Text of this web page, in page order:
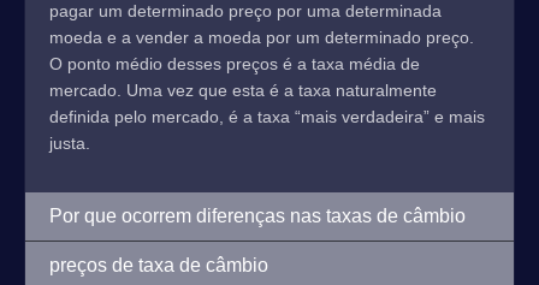
pagar um determinado preço por uma determinada
moeda e a vender a moeda por um determinado preço.
O ponto médio desses preços é a taxa média de
mercado. Uma vez que esta é a taxa naturalmente
definida pelo mercado, é a taxa “mais verdadeira” e mais
justa.
Por que ocorrem diferenças nas taxas de câmbio
preços de taxa de câmbio